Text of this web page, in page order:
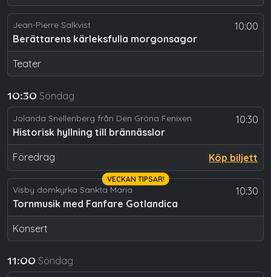
10:00
Jean-Pierre Salkvist
Berättarens kärleksfulla morgonsagor
Teater
10:30 Söndag
10:30
Jolanda Snellenberg från Den Gröna Fenixen
Historisk hyllning till brännässlor
Föredrag Köp biljett
10:30
Visby domkyrka Sankta Maria
Tornmusik med Fanfare Gotlandica
Konsert
VECKAN TIPSAR!
11:00 Söndag